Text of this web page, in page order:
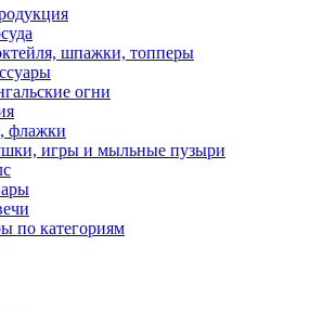
шпажки, топперы
огни
флажки
игры и мыльные пузыри
по категориям